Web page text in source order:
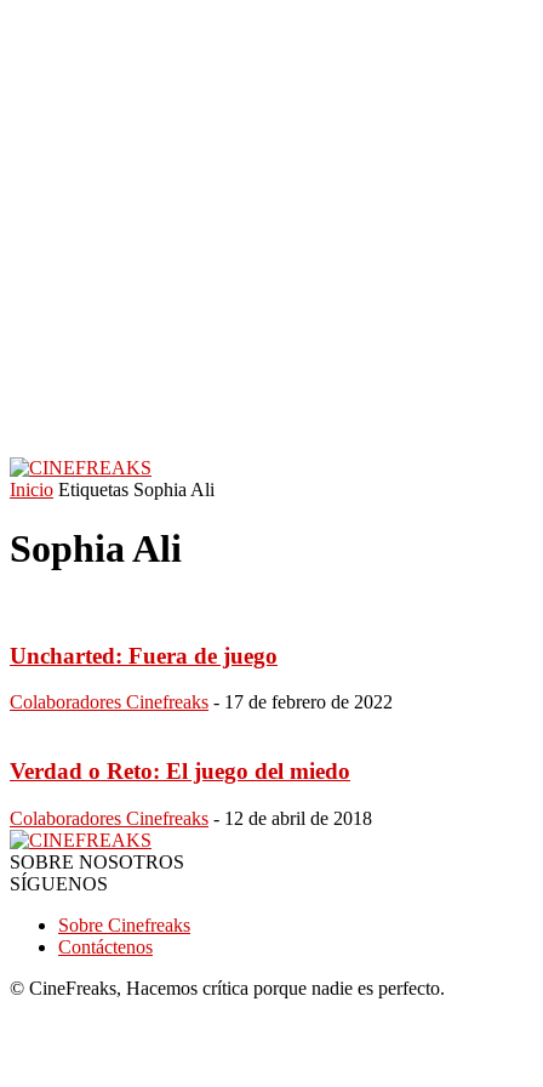
Inicio Etiquetas Sophia Ali
Sophia Ali
Uncharted: Fuera de juego
Colaboradores Cinefreaks - 17 de febrero de 2022
Verdad o Reto: El juego del miedo
Colaboradores Cinefreaks - 12 de abril de 2018
SOBRE NOSOTROS
SÍGUENOS
Sobre Cinefreaks
Contáctenos
© CineFreaks, Hacemos crítica porque nadie es perfecto.